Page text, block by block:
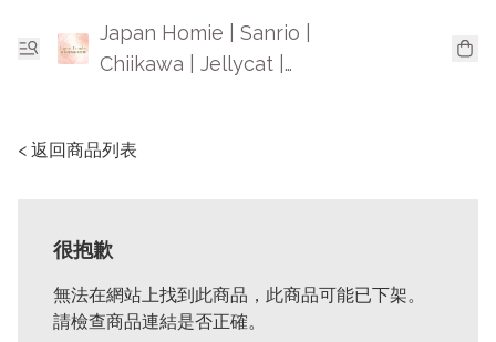
Japan Homie | Sanrio |
Chiikawa | Jellycat |
< 返回商品列表
很抱歉
無法在網站上找到此商品，此商品可能已下架。
請檢查商品連結是否正確。